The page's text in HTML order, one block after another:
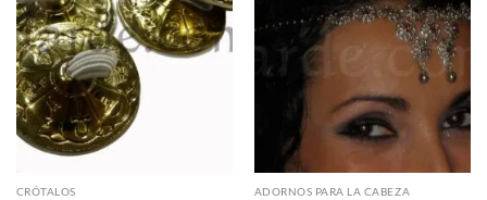
deseos
CRÓTALOS
deseos
ADORNOS PARA LA CABEZA